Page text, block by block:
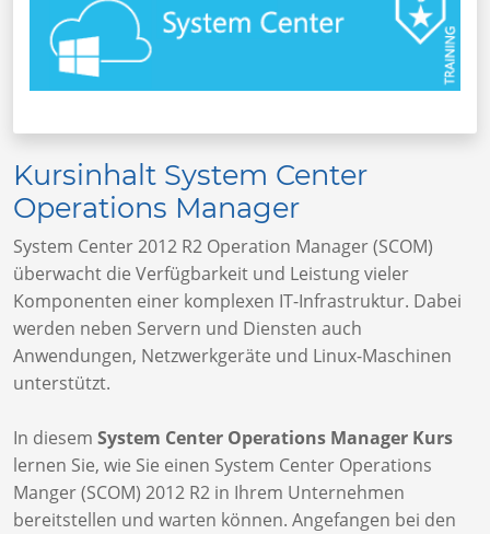
Kursinhalt System Center
Operations Manager
System Center 2012 R2 Operation Manager (SCOM)
überwacht die Verfügbarkeit und Leistung vieler
Komponenten einer komplexen IT-Infrastruktur. Dabei
werden neben Servern und Diensten auch
Anwendungen, Netzwerkgeräte und Linux-Maschinen
unterstützt.
In diesem System Center Operations Manager Kurs
lernen Sie, wie Sie einen System Center Operations
Manger (SCOM) 2012 R2 in Ihrem Unternehmen
bereitstellen und warten können. Angefangen bei den